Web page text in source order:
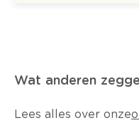
Wat anderen
Lees alles over onze